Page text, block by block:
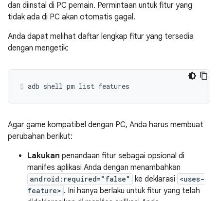
dan diinstal di PC pemain. Permintaan untuk fitur yang
tidak ada di PC akan otomatis gagal.
Anda dapat melihat daftar lengkap fitur yang tersedia
dengan mengetik:
adb shell pm list features
Agar game kompatibel dengan PC, Anda harus membuat
perubahan berikut:
Lakukan penandaan fitur sebagai opsional di
manifes aplikasi Anda dengan menambahkan
android:required="false" ke deklarasi <uses-
feature> . Ini hanya berlaku untuk fitur yang telah